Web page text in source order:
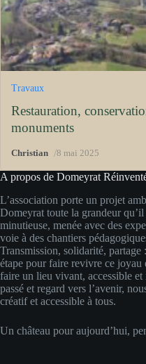
Travaux
Restauration,
monuments
Christian /8 mai 2025
A propos de Domeyrat
L’association porte un projet
Domeyrat toute la grandeur
minutieuse, menée avec des
voie à des chantiers
Transmission, solidarité,
étape pour faire revivre ce joyau
faire un lieu vivant, accessible
passé et regard vers l’avenir,
créatif et accessible à tous.
Un château pour aujourd’hui,